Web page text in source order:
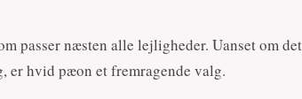
passer næsten alle lejligheder. Uanset om
er hvid pæon et fremragende valg.